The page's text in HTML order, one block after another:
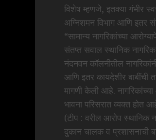
विशेष म्हणजे, इतक्या गंभीर
अग्निशमन विभाग आणि इतर
“सामान्य नागरिकांच्या
संतप्त सवाल स्थानिक
नंदनवन कॉलनीतील
आणि इतर कायदेशीर
मागणी केली आहे.
भावना परिसरात व्यक्त होत
(टीप : वरील आरोप स्थानिक
दुकान चालक व प्रशासनाची